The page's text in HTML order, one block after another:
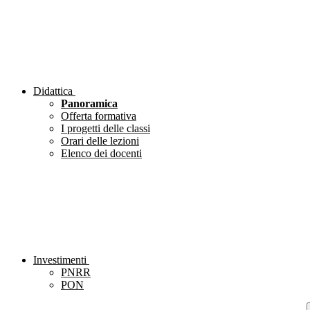
Didattica
Panoramica
Offerta formativa
I progetti delle classi
Orari delle lezioni
Elenco dei docenti
Investimenti
PNRR
PON